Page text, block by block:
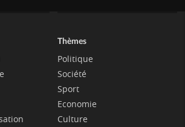
Thèmes
Politique
Société
Sport
Economie
Culture